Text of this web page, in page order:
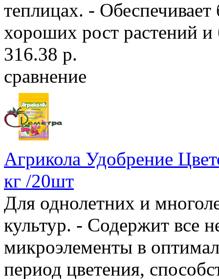
теплицах. -
хороших рост растений
316.38 р.
сравнение
Агрикола Удобрение
кг /20шт
Для однолетних и
культур. - Содержит все
микроэлементы в
период цветения,